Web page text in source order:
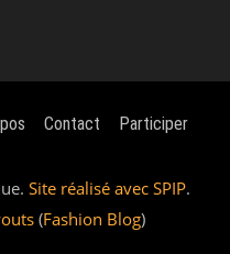
Contact Participer
Site réalisé avec SPIP.
(Fashion Blog)